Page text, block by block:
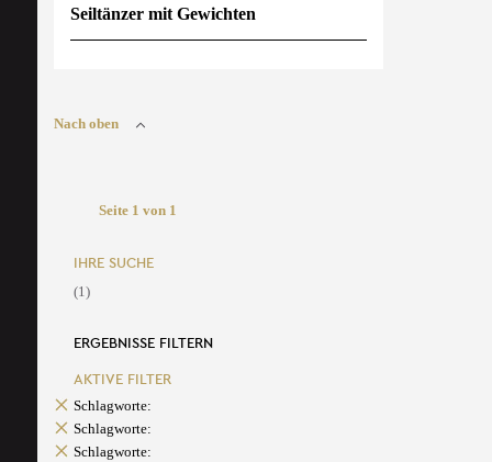
Seiltänzer mit Gewichten
Nach oben
Seite 1 von 1
IHRE SUCHE
(1)
ERGEBNISSE FILTERN
AKTIVE FILTER
Schlagworte:
Schlagworte:
Schlagworte: